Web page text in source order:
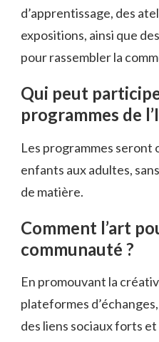
d’apprentissage, des
expositions, ainsi que
pour rassembler la
Qui peut
programmes de
Les programmes seront
enfants aux adultes,
de matière.
Comment l’art
communauté ?
En promouvant la
plateformes
des liens sociaux forts